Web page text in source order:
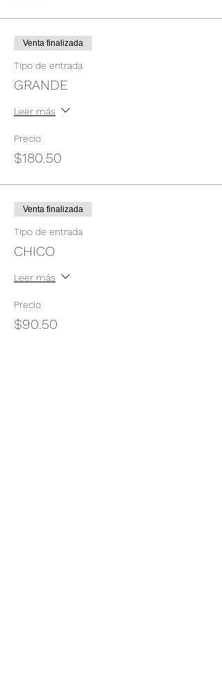
Venta finalizada
Tipo de entrada
GRANDE
Leer más
Precio
$180.50
Venta finalizada
Tipo de entrada
CHICO
Leer más
Precio
$90.50